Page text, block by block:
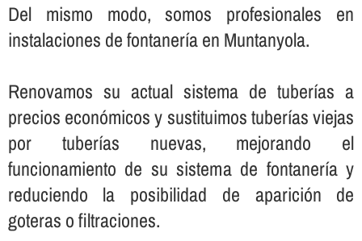
Del mismo modo, somos profesionales en
instalaciones de fontanerí­a en Muntanyola.
Renovamos su actual sistema de tuberí­as a
precios económicos y sustituimos tuberí­as viejas
por tuberí­as nuevas, mejorando el
funcionamiento de su sistema de fontanerí­a y
reduciendo la posibilidad de aparición de
goteras o filtraciones.